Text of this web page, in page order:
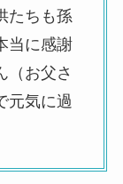
たちも孫
当に感謝
（お父さ
元気に過